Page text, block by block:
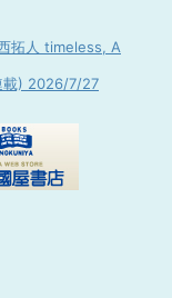
拓人 timeless, A
載) 2026/7/27